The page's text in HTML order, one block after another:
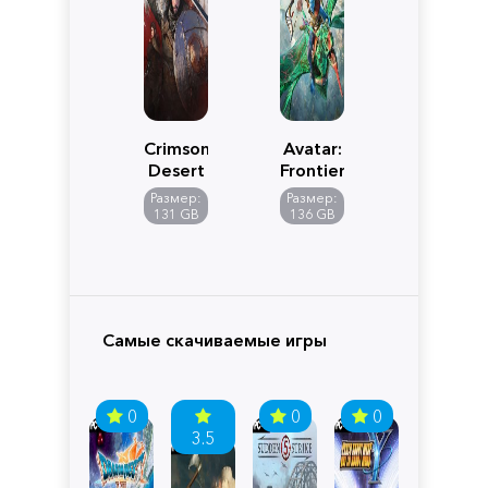
Crimson
Desert
Размер:
131 GB
Avatar:
Frontiers
of
Pandora
Размер:
136 GB
Самые скачиваемые игры
0
3.5
0 0